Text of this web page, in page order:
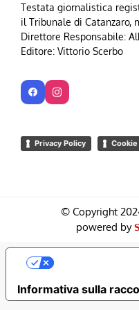
Testata giornalistica
il Tribunale di Catanzaro,
Direttore Responsabile:
Editore: Vittorio Scerbo
Privacy Policy Cookie
© Copyright
powered by
Informativa sulla
Le Tue